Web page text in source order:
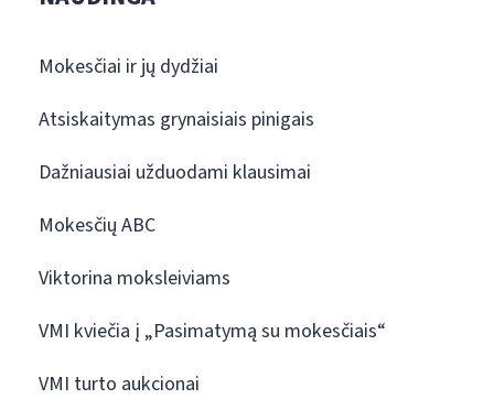
Mokesčiai ir jų dydžiai
Atsiskaitymas grynaisiais pinigais
Dažniausiai užduodami klausimai
Mokesčių ABC
Viktorina moksleiviams
VMI kviečia į „Pasimatymą su mokesčiais“
VMI turto aukcionai